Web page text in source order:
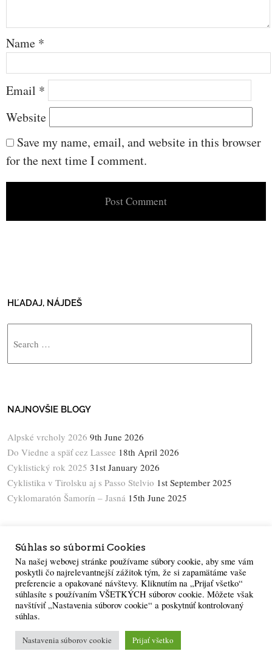
Name *
Email *
Website
Save my name, email, and website in this browser
for the next time I comment.
HĽADAJ, NÁJDEŠ
NAJNOVŠIE BLOGY
Alpské vrcholy 2026 9th June 2026
Do Viedne a späť cez Lassee 18th April 2026
Cyklistický rok 2025 31st January 2026
Cyklistika v Tirolsku aj s Passo Stelvio 1st September 2025
Cyklomaratón Šamorín – Jasná 15th June 2025
AUGUST 2026
M T W T F S
1
3
4 5 6 7
Súhlas so súbormi Cookies
Na našej webovej stránke používame súbory cookie, aby sme vám
poskytli čo najrelevantnejší zážitok tým, že si zapamätáme vaše
preferencie a opakované návštevy. Kliknutím na „Prijať všetko“
súhlasíte s používaním VŠETKÝCH súborov cookie. Môžete však
navštíviť „Nastavenia súborov cookie“ a poskytnúť kontrolovaný
súhlas.
Nastavenia súborov cookie Prijať všetko